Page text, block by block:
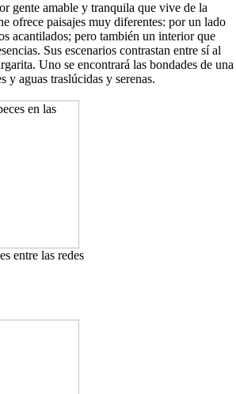
gente amable y tranquila que vive de la
ofrece paisajes muy diferentes: por un lado
acantilados; pero también un interior que
Sus escenarios contrastan entre sí al
Uno se encontrará las bondades de una
y aguas traslúcidas y serenas.
entre las redes